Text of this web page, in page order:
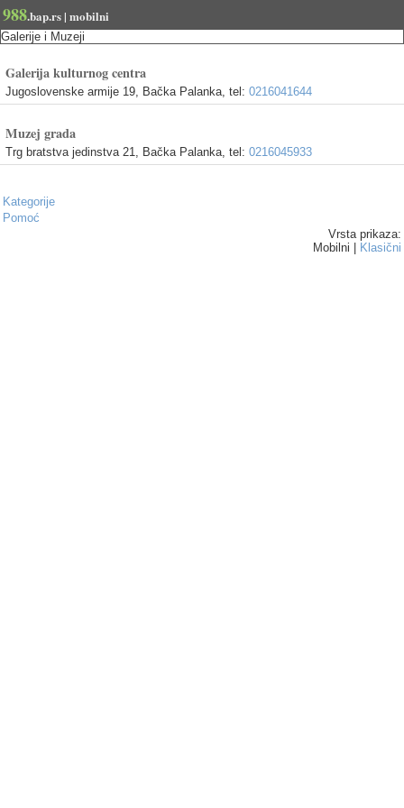
988.bap.rs | mobilni
Galerije i Muzeji
Galerija kulturnog centra
Jugoslovenske armije 19, Bačka Palanka, tel: 0216041644
Muzej grada
Trg bratstva jedinstva 21, Bačka Palanka, tel: 0216045933
Kategorije
Pomoć
Vrsta prikaza:
Mobilni |
Klasični